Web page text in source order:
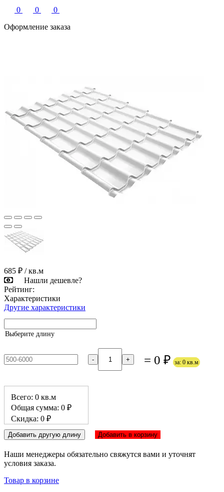
0 0
0
Оформление заказа
685 ₽ / кв.м
Нашли дешевле?
Рейтинг:
Характеристики
Другие характеристики
Выберите длину
- + = 0 ₽ за: 0 кв.м
Всего: 0 кв.м
Общая сумма: 0 ₽
Скидка: 0 ₽
Добавить другую длину Добавить в корзину
Наши менеджеры обязательно свяжутся вами и уточнят
условия заказа.
Товар в корзине